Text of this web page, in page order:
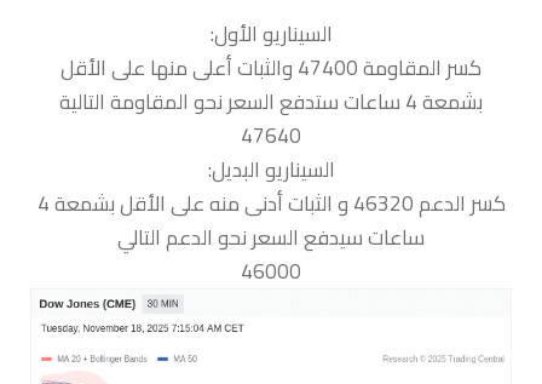
السيناريو الأول:
كسر المقاومة 47400 والثبات أعلى منها على الأقل
بشمعة 4 ساعات ستدفع السعر نحو المقاومة التالية
47640
السيناريو البديل:
كسر الدعم 46320 و الثبات أدنى منه على الأقل بشمعة 4
ساعات سيدفع السعر نحو الدعم التالي
46000